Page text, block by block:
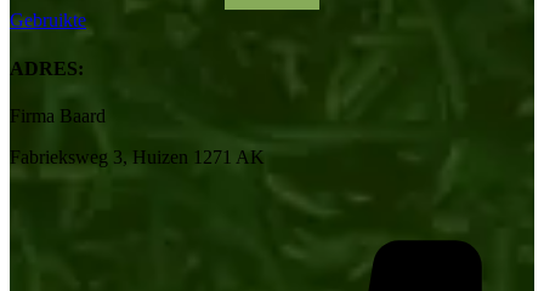
Gebruikte
ADRES:
Firma Baard
Fabrieksweg 3, Huizen 1271 AK